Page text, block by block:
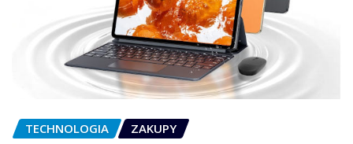
TECHNOLOGIA ZAKUPY